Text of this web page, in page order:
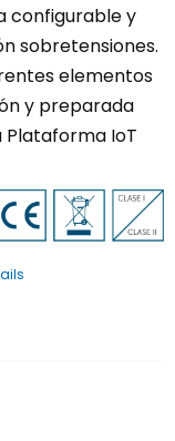
configurable y
sobretensiones.
elementos
y preparada
IoT